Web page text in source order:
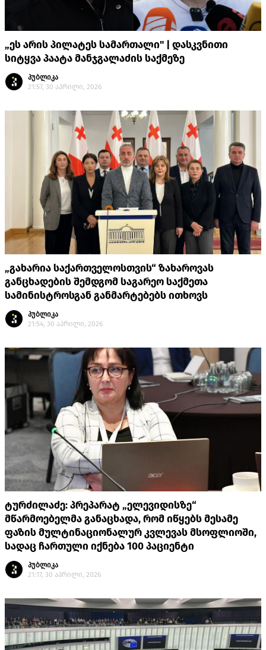
„ეს არის პილატეს სამართალი" | დასკვნითი
სიტყვა პაატა მანჯგალაძის საქმეზე
პუბლიკა
21:57, 30 აპრილი, 2026
„გახარია საქართველოსთვის“ ზახაროვას
განცხადების შემდგომ საგარეო საქმეთა
სამინისტროსგან განმარტებებს ითხოვს
პუბლიკა
21:54, 30 აპრილი, 2026
ტურძილაძე: პრეპარატ „ელევიდისზე“
მწარმოებელმა განაცხადა, რომ იწყებს მესამე
ფაზის მულტინაციონალურ კვლევას მსოფლიოში,
სადაც ჩართული იქნება 100 პაციენტი
პუბლიკა
21:17, 30 აპრილი, 2026